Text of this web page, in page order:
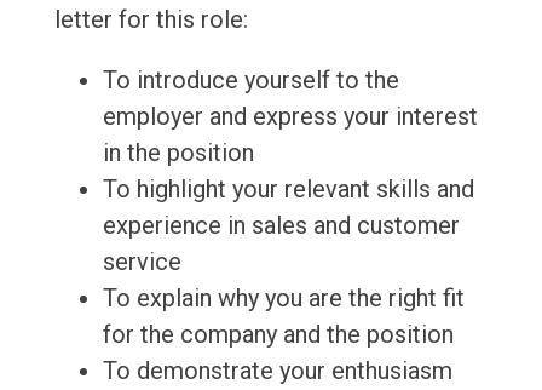
letter for this role:
To introduce yourself to the
employer and express your interest
in the position
To highlight your relevant skills and
experience in sales and customer
service
To explain why you are the right fit
for the company and the position
To demonstrate your enthusiasm